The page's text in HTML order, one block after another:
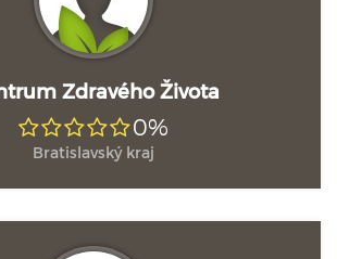
Zdravého Života
0%
Bratislavský kraj